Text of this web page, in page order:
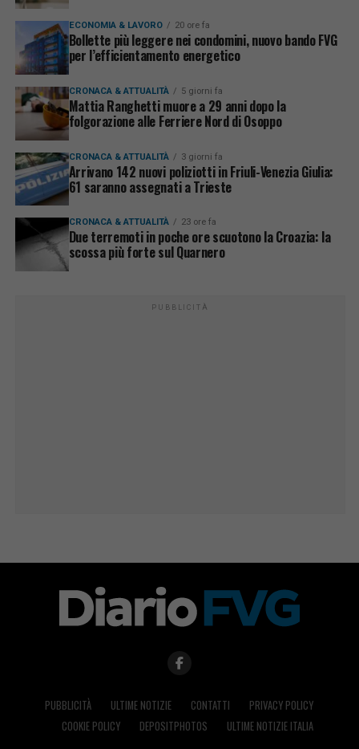
ECONOMIA & LAVORO 20 ore fa
Bollette più leggere nei condomini, nuovo bando FVG
per l’efficientamento energetico
CRONACA & ATTUALITÀ 5 giorni fa
Mattia Ranghetti muore a 29 anni dopo la
folgorazione alle Ferriere Nord di Osoppo
CRONACA & ATTUALITÀ 3 giorni fa
Arrivano 142 nuovi poliziotti in Friuli-Venezia Giulia:
61 saranno assegnati a Trieste
CRONACA & ATTUALITÀ 23 ore fa
Due terremoti in poche ore scuotono la Croazia: la
scossa più forte sul Quarnero
PUBBLICITÀ
PUBBLICITÀ ULTIME NOTIZIE CONTATTI
PRIVACY POLICY
COOKIE POLICY
DEPOSITPHOTOS ULTIME NOTIZIE ITALIA